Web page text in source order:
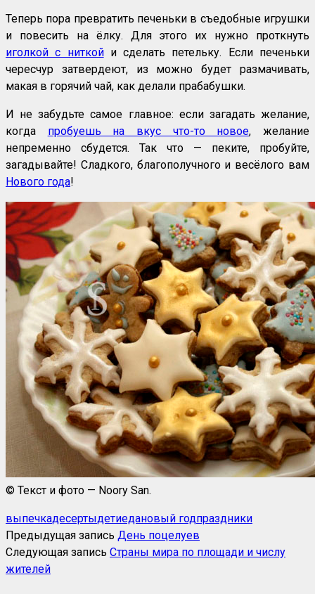
Теперь пора превратить печеньки в съедобные игрушки
и повесить на ёлку. Для этого их нужно проткнуть
иголкой с ниткойи сделать петельку. Если печеньки
чересчур затвердеют, из можно будет размачивать,
макая в горячий чай, как делали прабабушки.
И не забудьте самое главное: если загадать желание,
когда пробуешь на вкус что-то новое, желание
непременно сбудется. Так что — пеките, пробуйте,
загадывайте! Сладкого, благополучного и весёлого вам
Нового года!
© Текст и фото — Noory San.
выпечкадесертыдетиедановый годпраздники
Предыдущая запись День поцелуев
Следующая запись Страны мира по площади и числу
жителей